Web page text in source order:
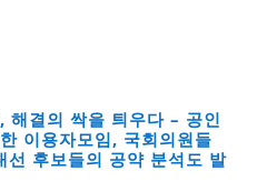
해결의 싹을 틔우다 – 공인
이용자모임, 국회의원들
후보들의 공약 분석도 발